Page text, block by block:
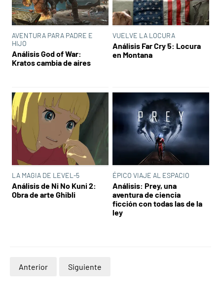
AVENTURA PARA PADRE E
HIJO
Análisis God of War:
Kratos cambia de aires
VUELVE LA LOCURA
Análisis Far Cry 5: Locura
en Montana
LA MAGIA DE LEVEL-5
Análisis de Ni No Kuni 2:
Obra de arte Ghibli
ÉPICO VIAJE AL ESPACIO
Análisis: Prey, una
aventura de ciencia
ficción con todas las de la
ley
Anterior Siguiente